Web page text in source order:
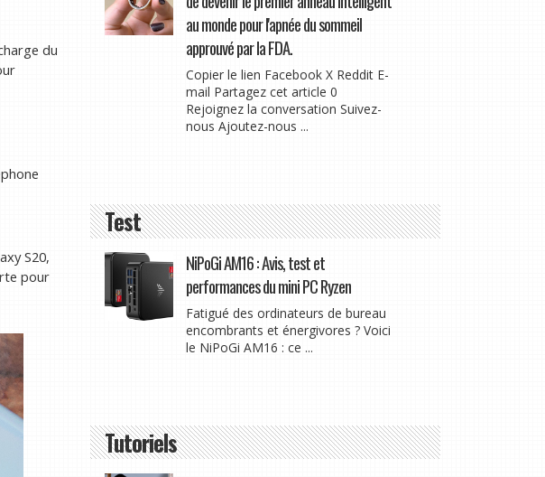
du
S20,
pour
au monde pour l'apnée du sommeil
approuvé par la FDA.
Copier le lien Facebook X Reddit E-
mail Partagez cet article 0
Rejoignez la conversation Suivez-
nous Ajoutez-nous ...
Test
NiPoGi AM16 : Avis, test et
performances du mini PC Ryzen
Fatigué des ordinateurs de bureau
encombrants et énergivores ? Voici
le NiPoGi AM16 : ce ...
Tutoriels